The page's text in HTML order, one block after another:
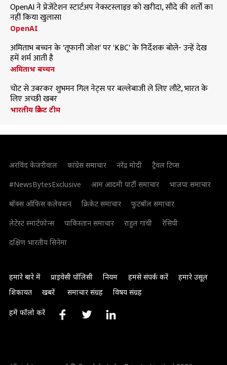
OpenAI ने प्रेजेंटेशन स्टार्टअप नेक्स्टस्लाइड को खरीदा, सौदे की शर्तों का
नहीं किया खुलासा
OpenAI
अमिताभ बच्चन के 'तूफानी जोश' पर 'KBC' के निर्देशक बोले- उन्हें देख
हमें शर्म आती है
अमिताभ बच्चन
चोट से उबरकर शुभमन गिल नेट्स पर बल्लेबाजी ले लिए लौटे, भारत के
लिए अच्छी खबर
भारतीय क्रिकेट टीम
अरविंद केजरीवाल कांग्रेस समाचार नरेंद्र मोदी
ट्रैवल टिप्स
#NewsBytesExclusive
आम आदमी पार्टी समाचार
भाजपा समाचार
बॉक्स ऑफिस कलेक्शन
क्रिकेट समाचार
फुटबॉल समाचार
लेटेस्ट स्मार्टफोन्स
पाकिस्तान समाचार राहुल गांधी
रेसिपी
दक्षिण भारतीय सिनेमा
हमारे बारे में प्राइवेसी पॉलिसी नियम हमसे संपर्क करें
हमारे उसूल
शिकायत
खबरें समाचार संग्रह विषय संग्रह
हमें फॉलो करें